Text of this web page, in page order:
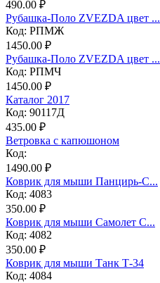
490.00 ₽
Рубашка-Поло ZVEZDA цвет ...
Код: РПМЖ
1450.00 ₽
Рубашка-Поло ZVEZDA цвет ...
Код: РПМЧ
1450.00 ₽
Каталог 2017
Код: 90117Д
435.00 ₽
Ветровка с капюшоном
Код:
1490.00 ₽
Коврик для мыши Панцирь-С...
Код: 4083
350.00 ₽
Коврик для мыши Самолет С...
Код: 4082
350.00 ₽
Коврик для мыши Танк Т-34
Код: 4084